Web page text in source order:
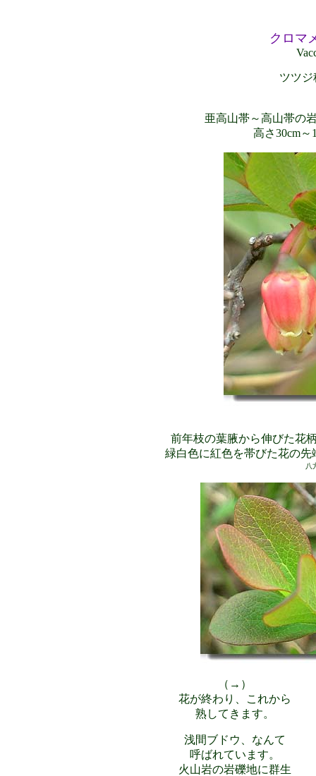
クロマ
ツツ
亜高山帯～高山帯の
高さ30cm
前年枝の葉腋から伸びた花
緑白色に紅色を帯びた花の
八
（→）
花が終わり、これから
熟してきます。
浅間ブドウ、なんて
呼ばれています。
火山岩の岩礫地に群生